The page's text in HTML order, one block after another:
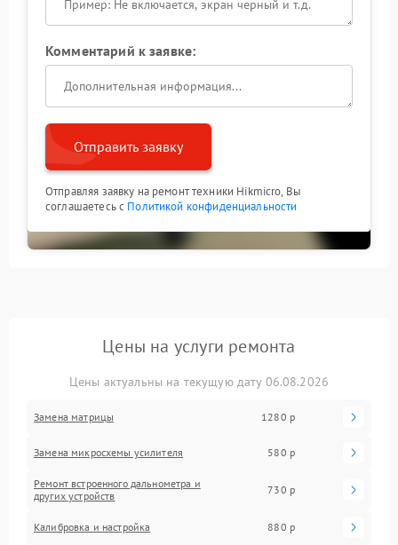
Комментарий к заявке:
Отправить заявку
Отправляя заявку на ремонт техники Hikmicro, Вы
соглашаетесь с Политикой конфиденциальности
Цены на услуги ремонта
Цены актуальны на текущую дату 06.08.2026
Замена матрицы 1280 р
Замена микросхемы усилителя 580 р
Ремонт встроенного дальнометра и
других устройств
730 р
Калибровка и настройка 880 р